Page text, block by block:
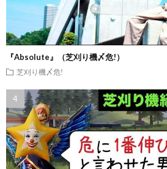
『Absolute』（芝刈り機〆危!）
芝刈り機〆危!